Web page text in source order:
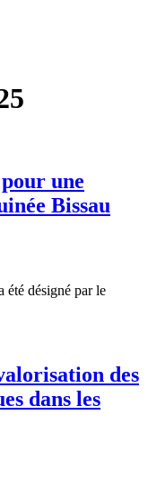
une
Bissau
été désigné par le
des
dans les